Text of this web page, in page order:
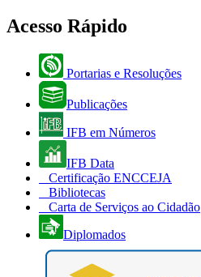
Acesso Rápido
Portarias e Resoluções
Publicações
IFB em Números
IFB Data
Certificação ENCCEJA
Bibliotecas
Carta de Serviços ao Cidadão
Diplomados